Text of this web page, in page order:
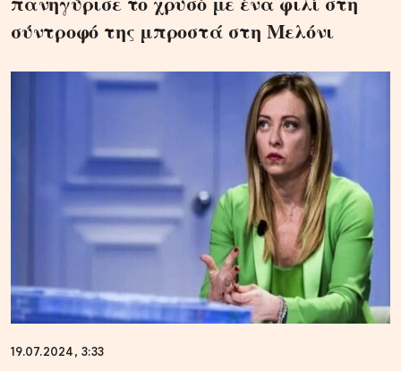
σύντροφό της μπροστά στη Μελόνι
19.07.2024, 3:33